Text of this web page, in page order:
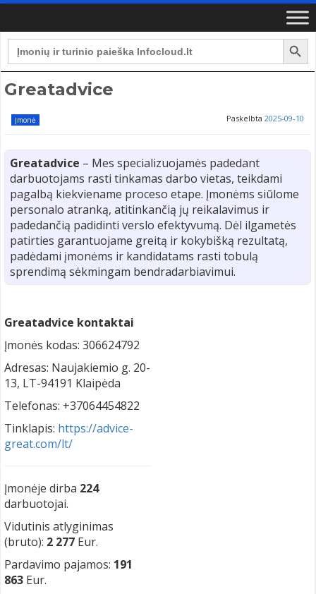
Search
for:
Search Button
Greatadvice
Įmonė Paskelbta 2025-09-10
Greatadvice – Mes specializuojamės padedant
darbuotojams rasti tinkamas darbo vietas, teikdami
pagalbą kiekviename proceso etape. Įmonėms siūlome
personalo atranką, atitinkančią jų reikalavimus ir
padedančią padidinti verslo efektyvumą. Dėl ilgametės
patirties garantuojame greitą ir kokybišką rezultatą,
padėdami įmonėms ir kandidatams rasti tobulą
sprendimą sėkmingam bendradarbiavimui.
Greatadvice kontaktai
Įmonės kodas: 306624792
Adresas: Naujakiemio g. 20-
13, LT-94191 Klaipėda
Telefonas: +37064454822
Tinklapis: https://advice-
great.com/lt/
Įmonėje dirba 224
darbuotojai.
Vidutinis atlyginimas
(bruto): 2 277 Eur.
Pardavimo pajamos: 191
863 Eur.